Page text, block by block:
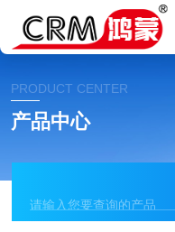
PRODUCT CENTER
产品中心